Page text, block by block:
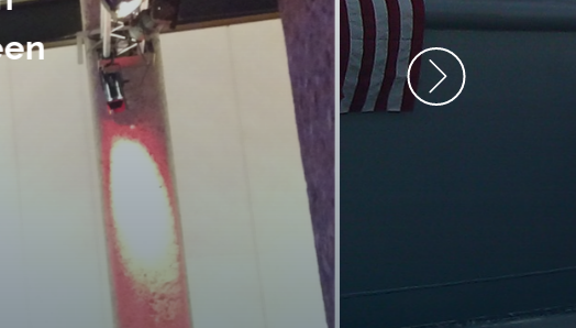
aanrader! Alles